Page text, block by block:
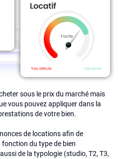
sous le prix du marché mais
vous pouvez appliquer dans la
de votre bien.
de locations afin de
fonction du type de bien
de la typologie (studio, T2, T3,